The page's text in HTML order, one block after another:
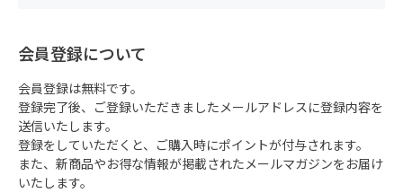
会員登録について
会員登録は無料です。
登録完了後、ご登録いただきましたメールアドレスに登録内容を
送信いたします。
登録をしていただくと、ご購入時にポイントが付与されます。
また、新商品やお得な情報が掲載されたメールマガジンをお届け
いたします。